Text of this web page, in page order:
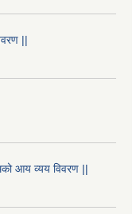
||
आय व्यय विवरण ||